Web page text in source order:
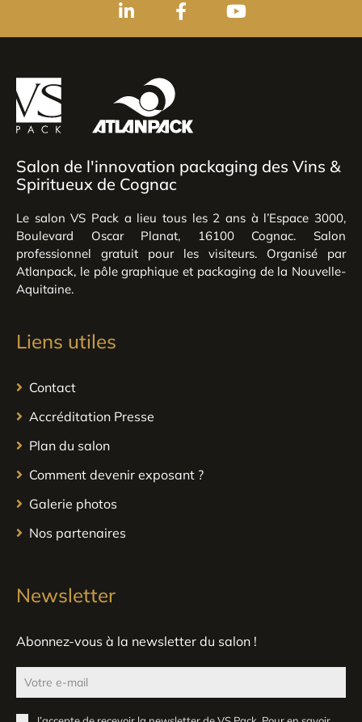
Salon de l'innovation packaging des Vins &
Spiritueux de Cognac
Le salon VS Pack a lieu tous les 2 ans à l’Espace 3000,
Boulevard Oscar Planat, 16100 Cognac. Salon
professionnel gratuit pour les visiteurs. Organisé par
Atlanpack, le pôle graphique et packaging de la Nouvelle-
Aquitaine.
Liens utiles
Contact
Accréditation Presse
Plan du salon
Comment devenir exposant ?
Galerie photos
Nos partenaires
Newsletter
Abonnez-vous à la newsletter du salon !